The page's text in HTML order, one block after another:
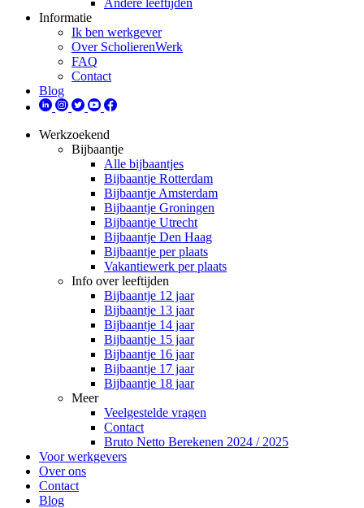
Andere leeftijden
Informatie
Ik ben werkgever
Over ScholierenWerk
FAQ
Contact
Blog
Werkzoekend
Bijbaantje
Alle bijbaantjes
Bijbaantje Rotterdam
Bijbaantje Amsterdam
Bijbaantje Groningen
Bijbaantje Utrecht
Bijbaantje Den Haag
Bijbaantje per plaats
Vakantiewerk per plaats
Info over leeftijden
Bijbaantje 12 jaar
Bijbaantje 13 jaar
Bijbaantje 14 jaar
Bijbaantje 15 jaar
Bijbaantje 16 jaar
Bijbaantje 17 jaar
Bijbaantje 18 jaar
Meer
Veelgestelde vragen
Contact
Bruto Netto Berekenen 2024 / 2025
Voor werkgevers
Over ons
Contact
Blog